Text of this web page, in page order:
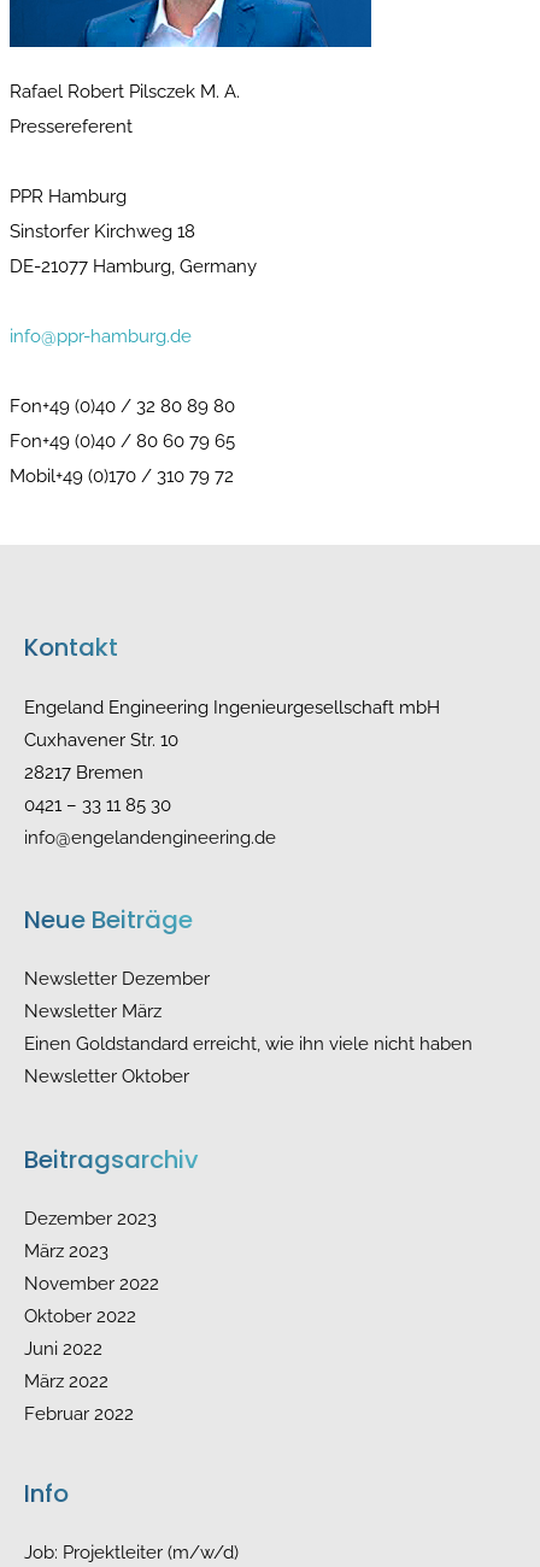
Rafael Robert Pilsczek M. A.
Pressereferent
PPR Hamburg
Sinstorfer Kirchweg 18
DE-21077 Hamburg, Germany
info@ppr-hamburg.de
Fon+49 (0)40 / 32 80 89 80
Fon+49 (0)40 / 80 60 79 65
Mobil+49 (0)170 / 310 79 72
Kontakt
Engeland Engineering Ingenieurgesellschaft mbH
Cuxhavener Str. 10
28217 Bremen
0421 – 33 11 85 30
info@engelandengineering.de
Neue Beiträge
Newsletter Dezember
Newsletter März
Einen Goldstandard erreicht, wie ihn viele nicht haben
Newsletter Oktober
Beitragsarchiv
Dezember 2023
März 2023
November 2022
Oktober 2022
Juni 2022
März 2022
Februar 2022
November 2021
Juni 2021
Info
Job: Projektleiter (m/w/d)